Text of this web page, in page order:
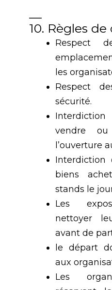
__
10. Règles
Respect
les
Respect
sécurité.
vendre
l’ouverture
Interdiction
biens
stands le
Les
nettoyer
avant de
le départ
aux
Les